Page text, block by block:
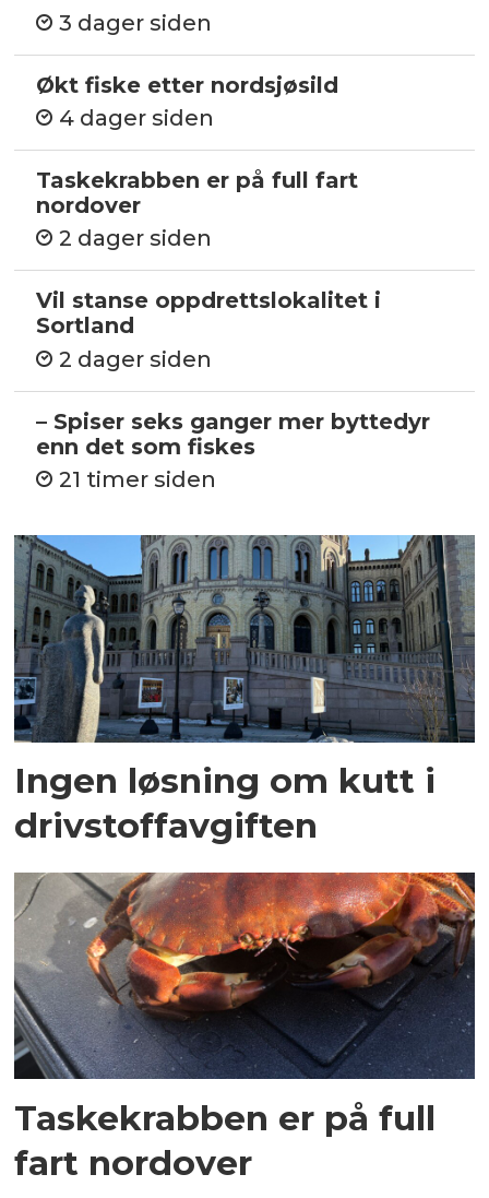
3 dager siden
Økt fiske etter nordsjøsild
4 dager siden
Taskekrabben er på full fart
nordover
2 dager siden
Vil stanse oppdrettslokalitet i
Sortland
2 dager siden
– Spiser seks ganger mer byttedyr
enn det som fiskes
21 timer siden
Ingen løsning om kutt i
drivstoffavgiften
Taskekrabben er på full
fart nordover